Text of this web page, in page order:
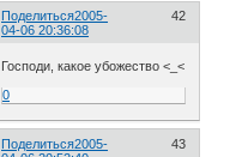
Поделиться 42
2005-
04-06 20:36:08
Господи, какое убожество <_<
0
Поделиться 43
2005-